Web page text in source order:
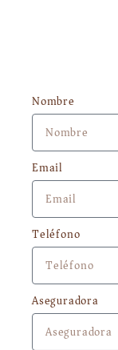
Nombre
Email
Teléfono
Aseguradora